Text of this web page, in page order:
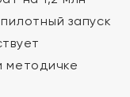
запуск
методичке